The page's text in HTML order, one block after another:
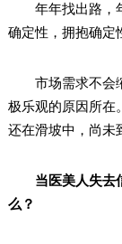
年年找出路，年
确定性，拥抱确定
市场需求不会缩
极乐观的原因所在
还在滑坡中，尚未
当医美人失去
么？